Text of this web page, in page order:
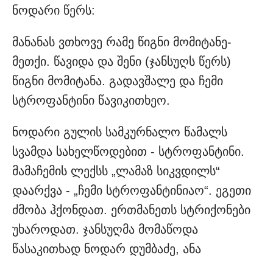
ნოდარი წერს:
მანანას ვთხოვე რამე წიგნი მომიტანე-
მეთქი. წავიდა და შენი (ჯანსუღს წერს)
წიგნი მომიტანა. გადავშალე და ჩემი
სტროფანტინი წავიკითხეო.
ნოდარი გულის სამკურნალო წამალს
სვამდა სახელწოდებით - სტროფანტინი.
მამაჩემის ლექსს „ლამაზ სიკვდილს“
დაარქვა - „ჩემი სტროფანტინიაო“. ეგეთი
ძმობა ჰქონდათ. ერთმანეთს სტრიქონები
უხაროდათ. ჯანსუღმა მომაწოდა
წასაკითხად ნოდარ დუმბაძე, ანა